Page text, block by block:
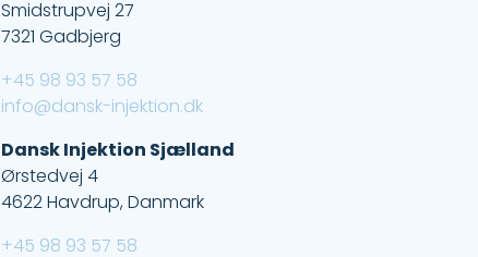
Smidstrupvej 27
7321 Gadbjerg
+45 98 93 57 58
info@dansk-injektion.dk
Dansk Injektion Sjælland
Ørstedvej 4
4622 Havdrup, Danmark
+45 98 93 57 58